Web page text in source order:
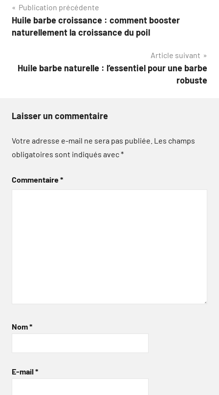
Navigation
de
Publication précédente
Huile barbe croissance : comment booster
naturellement la croissance du poil
Article suivant
Huile barbe naturelle : l’essentiel pour une barbe
robuste
Laisser un commentaire
Votre adresse e-mail ne sera pas publiée. Les champs
obligatoires sont indiqués avec*
Commentaire*
Nom*
E-mail *